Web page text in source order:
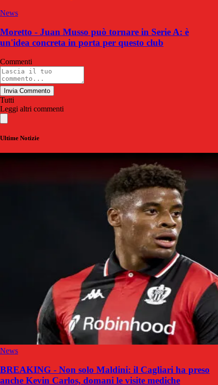
News
Moretto - Juan Musso può tornare in Serie A: è
un'idea concreta in porta per questo club
Commenti
Invia Commento
Tutti
Leggi altri commenti
Ultime Notizie
News
BREAKING - Non solo Maldini: il Cagliari ha preso
anche Kevin Carlos, domani le visite mediche